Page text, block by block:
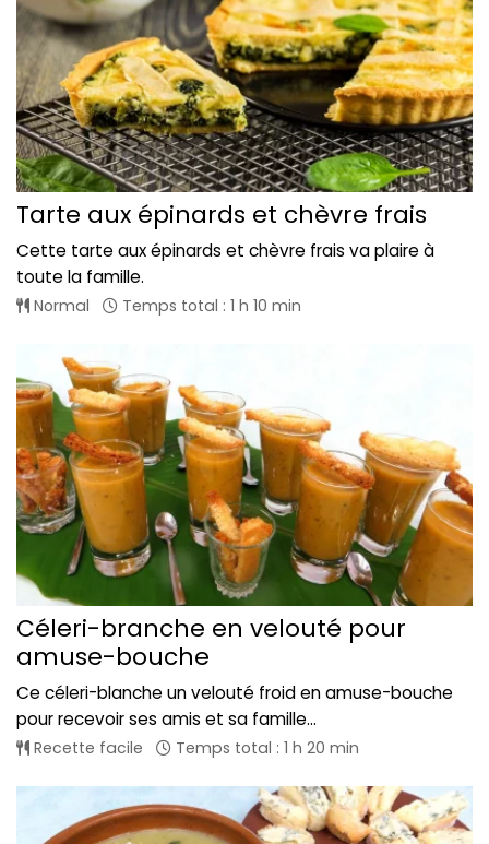
Tarte aux épinards et chèvre frais
Cette tarte aux épinards et chèvre frais va plaire à
toute la famille.
Normal Temps total : 1 h 10 min
Céleri-branche en velouté pour
amuse-bouche
Ce céleri-blanche un velouté froid en amuse-bouche
pour recevoir ses amis et sa famille...
Recette facile Temps total : 1 h 20 min